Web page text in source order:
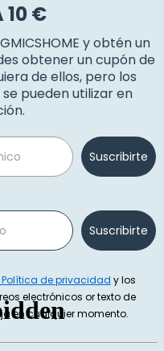
10 €
y obtén un
obtener un cupón de
de ellos, pero los
pueden utilizar en
Suscribirte
Suscribirte
Política de privacidad y los
electrónicos or texto de
en cualquier momento.